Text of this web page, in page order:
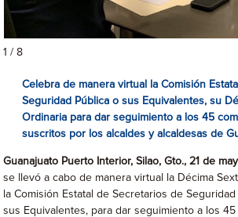
1 / 8
Celebra de manera virtual la Comisión
Seguridad Pública o sus Equivalentes, su
Ordinaria para dar seguimiento a los 45
suscritos por los alcaldes y alcaldesas de
Guanajuato Puerto Interior, Silao, Gto., 21 de
se llevó a cabo de manera virtual la Décima
la Comisión Estatal de Secretarios de
sus Equivalentes, para dar seguimiento a los